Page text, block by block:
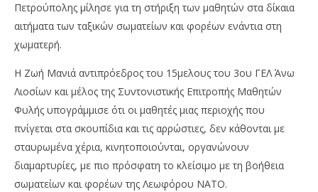
Πετρούπολης μίλησε για τη στήριξη των μαθητών στα δίκαια
αιτήματα των ταξικών σωματείων και φορέων ενάντια στη
χωματερή.
Η Ζωή Μανιά αντιπρόεδρος του 15μελους του 3ου ΓΕΛ Άνω
Λιοσίων και μέλος της Συντονιστικής Επιτροπής Μαθητών
Φυλής υπογράμμισε ότι οι μαθητές μιας περιοχής που
πνίγεται στα σκουπίδια και τις αρρώστιες, δεν κάθονται με
σταυρωμένα χέρια, κινητοποιούνται, οργανώνουν
διαμαρτυρίες, με πιο πρόσφατη το κλείσιμο με τη βοήθεια
σωματείων και φορέων της Λεωφόρου ΝΑΤΟ.